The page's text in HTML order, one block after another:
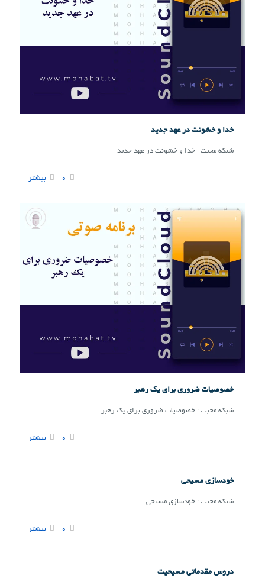
خدا و خشونت در عهد جدید
شبکه محبت · خدا و خشونت در عهد جدید
0 بیشتر
خصوصیات ضروری برای یک رهبر
شبکه محبت · خصوصیات ضروری برای یک رهبر
0 بیشتر
خودسازی مسیحی
شبکه محبت · خودسازی مسیحی
0 بیشتر
دروس مقدماتی مسیحیت